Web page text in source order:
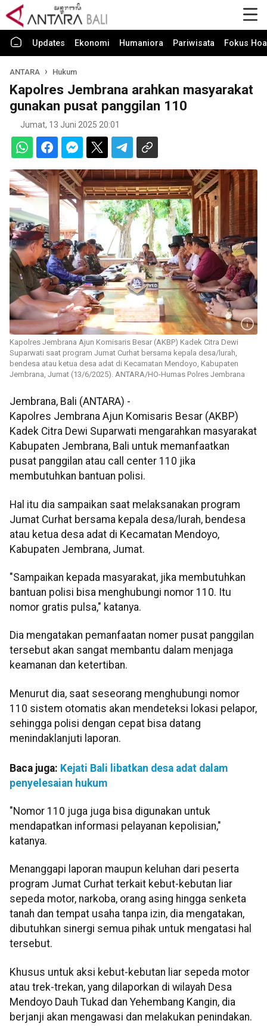
Updates Ekonomi Humaniora Pariwisata Fokus
ANTARA Hukum
Kapolres Jembrana arahkan masyarakat
gunakan pusat panggilan 110
Jumat, 13 Juni 2025 20:01
Kapolres Jembrana Ajun Komisaris Besar (AKBP) Kadek Citra Dewi
Suparwati saat program Jumat Curhat bersama kepala desa/lurah,
bendesa atau ketua desa adat di Kecamatan Mendoyo, Kabupaten
Jembrana, Jumat (13/6/2025). ANTARA/HO-Humas Polres Jembrana
Jembrana, Bali (ANTARA) -
Kapolres Jembrana Ajun Komisaris Besar (AKBP)
Kadek Citra Dewi Suparwati mengarahkan masyarakat
Kabupaten Jembrana, Bali untuk memanfaatkan
pusat panggilan atau call center 110 jika
membutuhkan bantuan polisi.
Hal itu dia sampaikan saat melaksanakan program
Jumat Curhat bersama kepala desa/lurah, bendesa
atau ketua desa adat di Kecamatan Mendoyo,
Kabupaten Jembrana, Jumat.
"Sampaikan kepada masyarakat, jika membutuhkan
bantuan polisi bisa menghubungi nomor 110. Itu
nomor gratis pulsa," katanya.
Dia mengatakan pemanfaatan nomer pusat panggilan
tersebut akan sangat membantu dalam menjaga
keamanan dan ketertiban.
Menurut dia, saat seseorang menghubungi nomor
110 sistem otomatis akan mendeteksi lokasi pelapor,
sehingga polisi dengan cepat bisa datang
menindaklanjuti laporan.
Baca juga: Kejati Bali libatkan desa adat dalam
penyelesaian hukum
"Nomor 110 juga juga bisa digunakan untuk
mendapatkan informasi pelayanan kepolisian,"
katanya.
Menanggapi laporan maupun keluhan dari peserta
program Jumat Curhat terkait kebut-kebutan liar
sepeda motor, narkoba, orang asing hingga senketa
tanah dan tempat usaha tanpa izin, dia mengatakan,
dibutuhkan sinergi semua pihak untuk mengatasi hal
tersebut.
Khusus untuk aksi kebut-kebutan liar sepeda motor
atau trek-trekan, yang dilaporkan di wilayah Desa
Mendoyo Dauh Tukad dan Yehembang Kangin, dia
berjanji akan mengawasi dan melakukan penindakan.